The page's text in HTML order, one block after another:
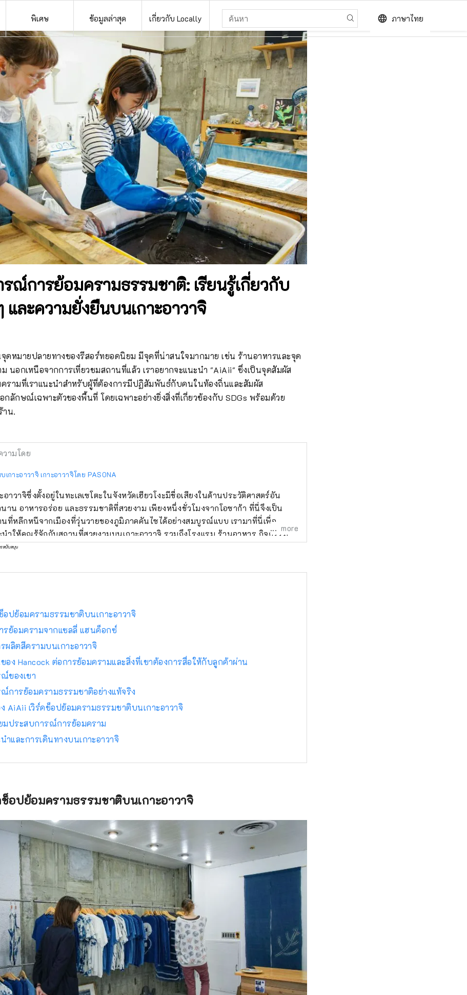
พิเศษ ข้อมูลล่าสุด เกี่ยวกับ Locally language ภาษาไทย
ณ์การย้อมครามธรรมชาติ: เรียนรู้เกี่ยวกับ
และความยั่งยืนบนเกาะอาวาจิ
จุดหมายปลายทางของรีสอร์ทยอดนิยม มีจุดที่น่าสนใจมากมาย เช่น ร้านอาหารและจุด
นอกเหนือจากการเที่ยวชมสถานที่แล้ว เราอยากจะแนะนำ "AiAii" ซึ่งเป็นจุดสัมผัส
รามที่เราแนะนำสำหรับผู้ที่ต้องการมีปฏิสัมพันธ์กับคนในท้องถิ่นและสัมผัส
ลักษณ์เฉพาะตัวของพื้นที่ โดยเฉพาะอย่างยิ่งสิ่งที่เกี่ยวข้องกับ SDGs พร้อมด้วย
าน.
วามโดย
เกาะอาวาจิ เกาะอาวาจิโดย PASONA
อาวาจิซึ่งตั้งอยู่ในทะเลเซโตะในจังหวัดเฮียวโงะมีชื่อเสียงในด้านประวัติศาสตร์อัน
นาน อาหารอร่อย และธรรมชาติที่สวยงาม เพียงหนึ่งชั่วโมงจากโอซาก้า ที่นี่จึงเป็น
นที่หลีกหนีจากเมืองที่วุ่นวายของภูมิภาคคันไซได้อย่างสมบูรณ์แบบ เรามาที่นี่เพื่อ
นำให้คุณรู้จักกับสถานที่สวยงามบนเกาะอาวาจิ รวมถึงโรงแรม ร้านอาหาร กิจกรรม
นุก และอื่นๆ อีกมากมาย บัญชีนี้ดำเนินการโดย Pasona Group เป็นหลัก
more
สนับสนุน
อปย้อมครามธรรมชาติบนเกาะอาวาจิ
รย้อมครามจากแซลลี่ แฮนค็อกซ์
ผลิตสีครามบนเกาะอาวาจิ
อง Hancock ต่อการย้อมครามและสิ่งที่เขาต้องการสื่อให้กับลูกค้าผ่าน
ของเขา
การย้อมครามธรรมชาติอย่างแท้จริง
AiAii เวิร์คช็อปย้อมครามธรรมชาติบนเกาะอาวาจิ
มประสบการณ์การย้อมคราม
ำและการเดินทางบนเกาะอาวาจิ
อปย้อมครามธรรมชาติบนเกาะอาวาจิ